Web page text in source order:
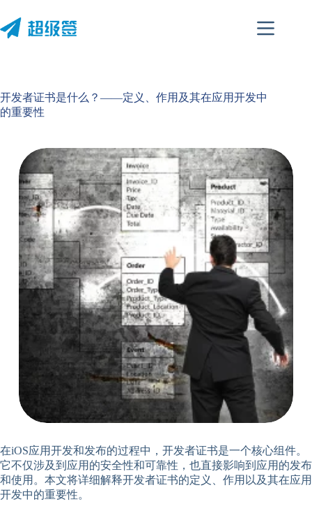
至
内
开发者证书是什么？——定义、作用及其在应用开发中
的重要性
在iOS应用开发和发布的过程中，开发者证书是一个核心组件。
它不仅涉及到应用的安全性和可靠性，也直接影响到应用的发布
和使用。本文将详细解释开发者证书的定义、作用以及其在应用
开发中的重要性。